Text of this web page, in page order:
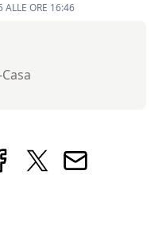
ORE 16:46